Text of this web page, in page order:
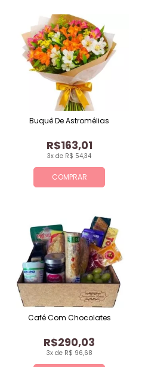
COMPRAR
3x de R$ 54,34
R$163,01
Buquê De Astromélias
3x de R$ 96,68
R$290,03
Café Com Chocolates